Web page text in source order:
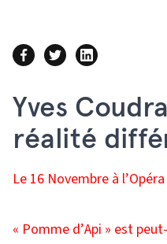
Yves
réalité
Le 16 Novembre à
« Pomme d’Api » est